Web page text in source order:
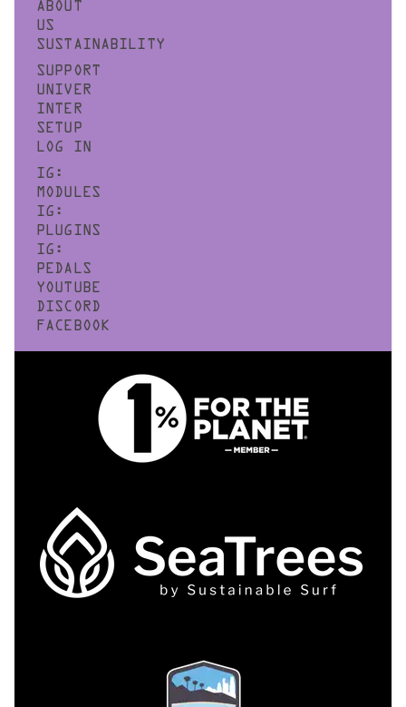
ABOUT
US
SUSTAINABILITY
SUPPORT
UNIVER
INTER
SETUP
LOG IN
IG:
MODULES
IG:
PLUGINS
IG:
PEDALS
YOUTUBE
DISCORD
FACEBOOK